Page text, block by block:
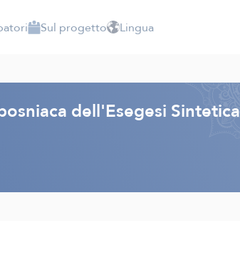
Sul progetto Lingua
dell'Esegesi Sintetica